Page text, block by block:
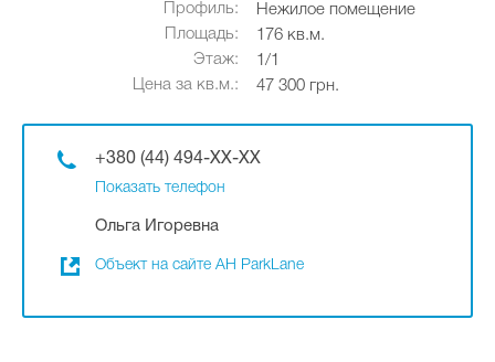
Профиль:
Нежилое помещение
Площадь:
176 кв.м.
Этаж:
1/1
Цена за кв.м.:
47 300 грн.
+380 (44) 494-XX-XX
Показать телефон
Ольга Игоревна
Объект на сайте АН ParkLane